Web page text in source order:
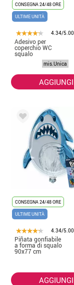
CONSEGNA 24/48 ORE
ULTIME UNITÀ
4.34/5.00
Adesivo per
coperchio WC
squalo
mis.Unica
AGGIUNGI
CONSEGNA 24/48 ORE
ULTIME UNITÀ
4.34/5.00
Piñata gonfiabile
a forma di squalo
90x77 cm
AGGIUNGI